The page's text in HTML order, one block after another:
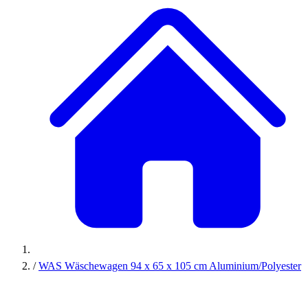
/ WAS Wäschewagen 94 x 65 x 105 cm Aluminium/Polyester